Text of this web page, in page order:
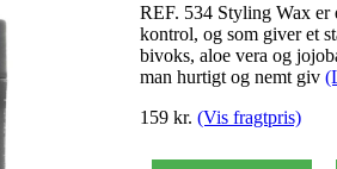
REF. 534 Styling Wax er
kontrol, og som giver et
bivoks, aloe vera og
man hurtigt og nemt giv
159 kr. (Vis fragtpris)